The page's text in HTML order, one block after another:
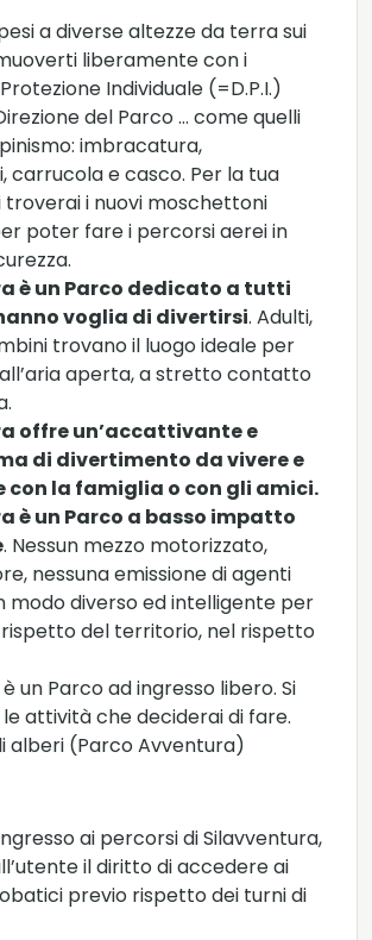
a diverse altezze da terra sui
liberamente con i
Individuale (=D.P.I.)
del Parco … come quelli
imbracatura,
carrucola e casco. Per la tua
troverai i nuovi moschettoni
poter fare i percorsi aerei in
è un Parco dedicato a tutti
voglia di divertirsi. Adulti,
trovano il luogo ideale per
aperta, a stretto contatto
offre un’accattivante e
di divertimento da vivere e
con la famiglia o con gli amici.
è un Parco a basso impatto
. Nessun mezzo motorizzato,
nessuna emissione di agenti
modo diverso ed intelligente per
del territorio, nel rispetto
un Parco ad ingresso libero. Si
attività che deciderai di fare.
alberi (Parco Avventura)
ai percorsi di Silavventura,
il diritto di accedere ai
previo rispetto dei turni di